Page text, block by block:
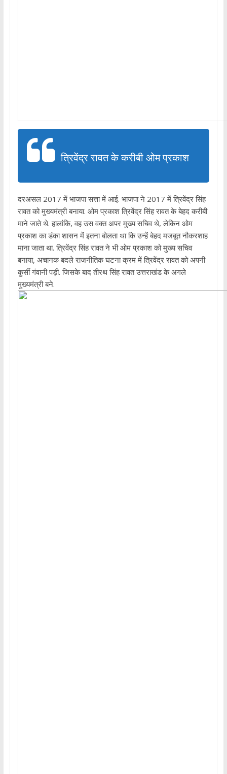
त्रिवेंद्र रावत के करीबी ओम प्रकाश
दरअसल 2017 में भाजपा सत्ता में आई. भाजपा ने 2017 में त्रिवेंद्र सिंह
रावत को मुख्यमंत्री बनाया. ओम प्रकाश त्रिवेंद्र सिंह रावत के बेहद करीबी
माने जाते थे. हालांकि, वह उस वक्त अपर मुख्य सचिव थे, लेकिन ओम
प्रकाश का डंका शासन में इतना बोलता था कि उन्हें बेहद मजबूत नौकरशाह
माना जाता था. त्रिवेंद्र सिंह रावत ने भी ओम प्रकाश को मुख्य सचिव
बनाया, अचानक बदले राजनीतिक घटना क्रम में त्रिवेंद्र रावत को अपनी
कुर्सी गंवानी पड़ी. जिसके बाद तीरथ सिंह रावत उत्तराखंड के अगले
मुख्यमंत्री बने.